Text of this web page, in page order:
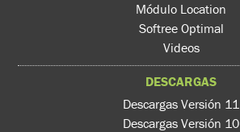
Módulo Location
Softree Optimal
Videos
DESCARGAS
Descargas Versión 11
Descargas Versión 10